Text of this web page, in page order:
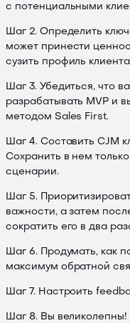
с потенциальными
Шаг 2. Определить
может принести
сузить профиль
Шаг 3. Убедиться, что
разрабатывать MVP и
методом Sales First.
Шаг 4. Составить CJM
Сохранить в нем
сценарии.
Шаг 5.
важности, а затем
сократить его в два
Шаг 6. Продумать, как
максимум обратной
Шаг 7. Настроить
Шаг 8. Вы великолепны!